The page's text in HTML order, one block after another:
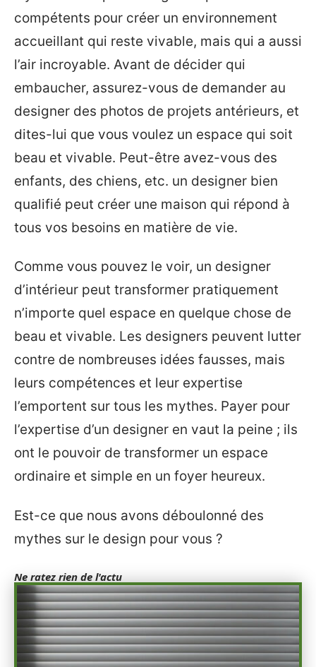
compétents pour créer un environnement
accueillant qui reste vivable, mais qui a aussi
l’air incroyable. Avant de décider qui
embaucher, assurez-vous de demander au
designer des photos de projets antérieurs, et
dites-lui que vous voulez un espace qui soit
beau et vivable. Peut-être avez-vous des
enfants, des chiens, etc. un designer bien
qualifié peut créer une maison qui répond à
tous vos besoins en matière de vie.
Comme vous pouvez le voir, un designer
d’intérieur peut transformer pratiquement
n’importe quel espace en quelque chose de
beau et vivable. Les designers peuvent lutter
contre de nombreuses idées fausses, mais
leurs compétences et leur expertise
l’emportent sur tous les mythes. Payer pour
l’expertise d’un designer en vaut la peine ; ils
ont le pouvoir de transformer un espace
ordinaire et simple en un foyer heureux.
Est-ce que nous avons déboulonné des
mythes sur le design pour vous ?
Ne ratez rien de l'actu